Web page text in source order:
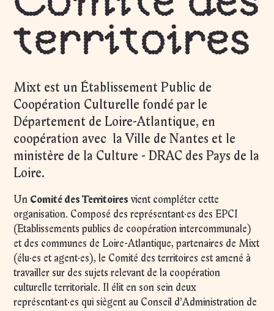
territoires
Mixt est un Établissement Public de
Coopération Culturelle fondé par le
Département de Loire-Atlantique, en
coopération avec la Ville de Nantes et le
ministère de la Culture - DRAC des Pays de la
Loire.
Un Comité des Territoires vient compléter cette
organisation. Composé des représentant·es des EPCI
(Etablissements publics de coopération intercommunale)
et des communes de Loire-Atlantique, partenaires de Mixt
(élu·es et agent·es), le Comité des territoires est amené à
travailler sur des sujets relevant de la coopération
culturelle territoriale. Il élit en son sein deux
représentant·es qui siègent au Conseil d’Administration de
BILLETTERIE
Fermé, ouvre Jeudi 27 août à 14:00
Les soirs de spectacle, la billetterie ouvre 1h30 avant en salle Super
BAR / RESTAURANT
Fermé, ouvre Mardi 25 août à 12:00
JARDIN
Fermé, ouvre Lundi 24 août à 08:00
Infos pratiques
Magazine
Mixt
Se former et se professionnaliser
Pratiquer et participer
Terrain d'arts en Loire-Atlantique